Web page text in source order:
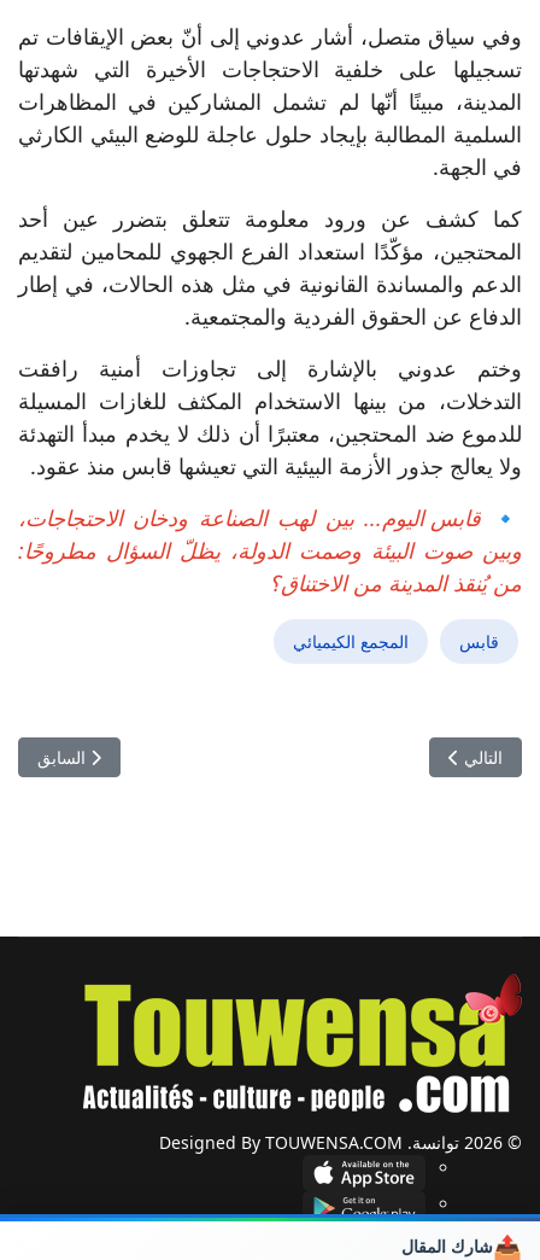
وفي سياق متصل، أشار عدوني إلى أنّ بعض الإيقافات تم
تسجيلها على خلفية الاحتجاجات الأخيرة التي شهدتها
المدينة، مبينًا أنّها لم تشمل المشاركين في المظاهرات
السلمية المطالبة بإيجاد حلول عاجلة للوضع البيئي الكارثي
في الجهة.
كما كشف عن ورود معلومة تتعلق بتضرر عين أحد
المحتجين، مؤكّدًا استعداد الفرع الجهوي للمحامين لتقديم
الدعم والمساندة القانونية في مثل هذه الحالات، في إطار
الدفاع عن الحقوق الفردية والمجتمعية.
وختم عدوني بالإشارة إلى تجاوزات أمنية رافقت
التدخلات، من بينها الاستخدام المكثف للغازات المسيلة
للدموع ضد المحتجين، معتبرًا أن ذلك لا يخدم مبدأ التهدئة
ولا يعالج جذور الأزمة البيئية التي تعيشها قابس منذ عقود.
🔹 قابس اليوم... بين لهب الصناعة ودخان الاحتجاجات،
وبين صوت البيئة وصمت الدولة، يظلّ السؤال مطروحًا:
من يُنقذ المدينة من الاختناق؟
قابس المجمع الكيميائي
المقال السابق: تونس تُحيي الذكرى
السابق
المقال التالي: قابس تختنق من جديد: احتجاجات في شاطئ السلام على
التالي
📤شارك المقال
© 2026 توانسة. Designed By TOUWENSA.COM